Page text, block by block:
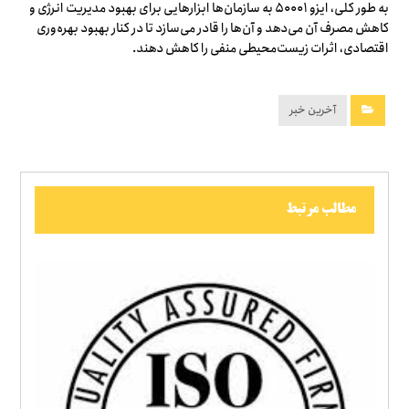
به طور کلی، ایزو ۵۰۰۰۱ به سازمان‌ها ابزارهایی برای بهبود مدیریت انرژی و
کاهش مصرف آن می‌دهد و آن‌ها را قادر می‌سازد تا در کنار بهبود بهره‌وری
اقتصادی، اثرات زیست‌محیطی منفی را کاهش دهند.
آخرین خبر
مطالب مرتبط